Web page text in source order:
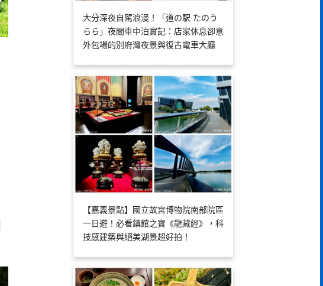
大分深夜自駕浪漫！「道の駅 たのう
らら」夜間車中泊實記：店家休息卻意
外包場的別府灣夜景與復古電車大廳
【嘉義景點】國立故宮博物院南部院區
一日遊！必看鎮館之寶《龍藏經》，科
技感建築與絕美湖景超好拍！